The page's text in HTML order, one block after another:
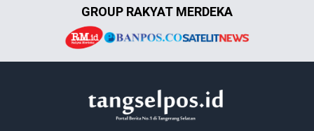
GROUP RAKYAT MERDEKA